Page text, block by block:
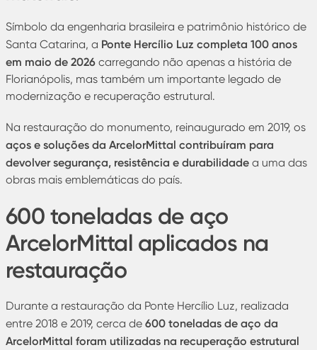
Símbolo da engenharia brasileira e patrimônio histórico de
Santa Catarina, a Ponte Hercílio Luz completa 100 anos
em maio de 2026carregando não apenas a história de
Florianópolis, mas também um importante legado de
modernização e recuperação estrutural.
Na restauração do monumento, reinaugurado em 2019, os
aços e soluções da ArcelorMittal contribuíram para
devolver segurança, resistência e durabilidadea uma das
obras mais emblemáticas do país.
600 toneladas de aço
ArcelorMittal aplicados na
restauração
Durante a restauração da Ponte Hercílio Luz, realizada
entre 2018 e 2019, cerca de 600 toneladas de aço da
ArcelorMittal foram utilizadas na recuperação estrutural